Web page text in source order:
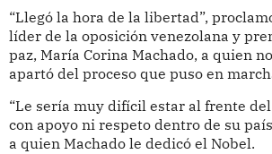
“Llegó la hora de la libertad”,
líder de la oposición venezolana y
paz, María Corina Machado, a quien
apartó del proceso que puso en
“Le sería muy difícil estar al frente
con apoyo ni respeto dentro de su
a quien Machado le dedicó el Nobel.